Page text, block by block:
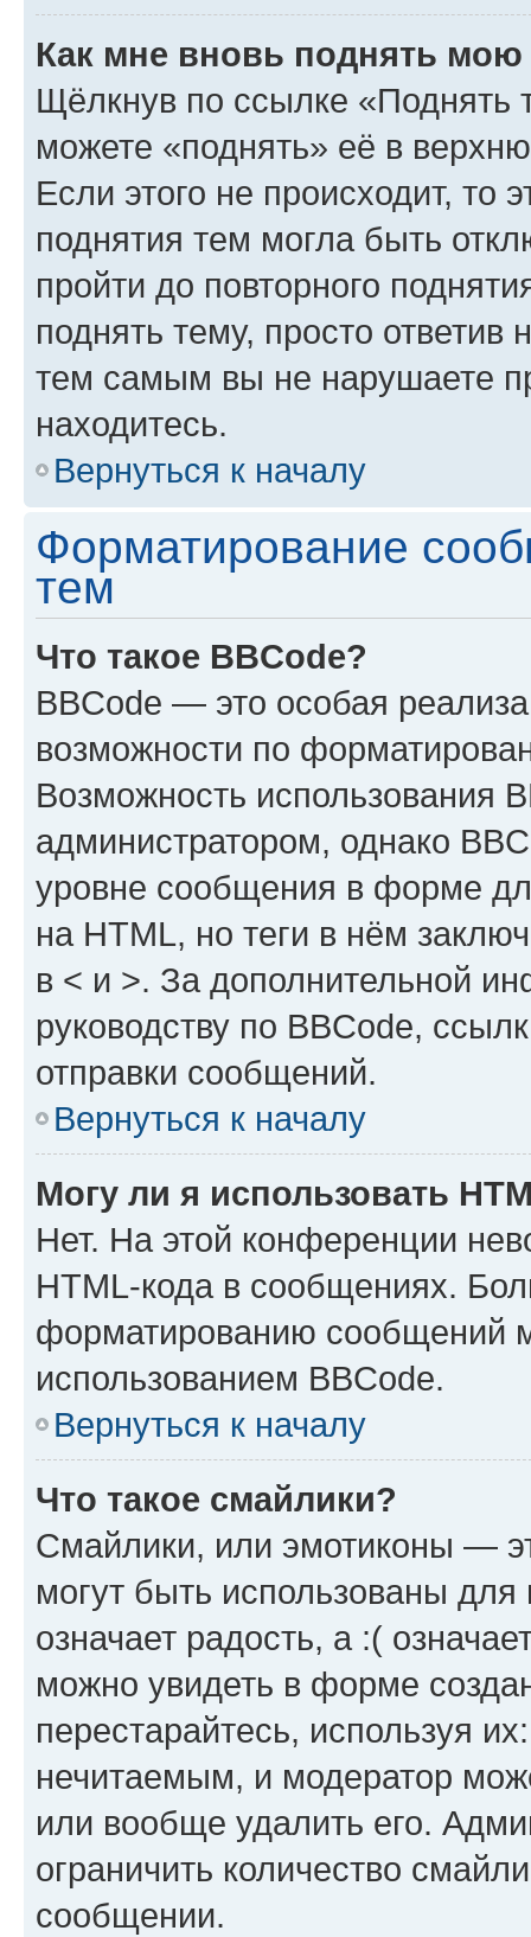
Как мне вновь поднять мою
Щёлкнув по ссылке «Поднять
можете «поднять» её в
Если этого не происходит, то
поднятия тем могла быть
пройти до повторного
поднять тему, просто ответив
тем самым вы не нарушаете
находитесь.
Вернуться к началу
Форматирование
тем
Что такое BBCode?
BBCode — это особая
возможности по
Возможность использования
администратором, однако
уровне сообщения в форме
на HTML, но теги в нём
в < и >. За дополнительной
руководству по BBCode,
отправки сообщений.
Вернуться к началу
Могу ли я использовать
Нет. На этой конференции
HTML-кода в сообщениях.
форматированию сообщений
использованием BBCode.
Вернуться к началу
Что такое смайлики?
Смайлики, или эмотиконы —
могут быть использованы
означает радость, а :(
можно увидеть в форме
перестарайтесь, используя
нечитаемым, и модератор
или вообще удалить его.
ограничить количество
сообщении.